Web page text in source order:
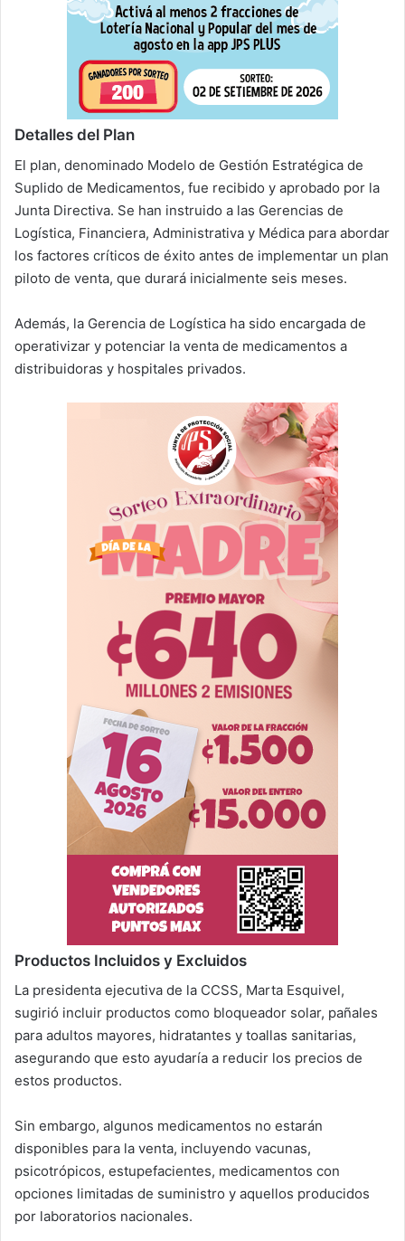
Detalles del Plan
El plan, denominado Modelo de Gestión Estratégica de
Suplido de Medicamentos, fue recibido y aprobado por la
Junta Directiva. Se han instruido a las Gerencias de
Logística, Financiera, Administrativa y Médica para abordar
los factores críticos de éxito antes de implementar un plan
piloto de venta, que durará inicialmente seis meses.
Además, la Gerencia de Logística ha sido encargada de
operativizar y potenciar la venta de medicamentos a
distribuidoras y hospitales privados.
Productos Incluidos y Excluidos
La presidenta ejecutiva de la CCSS, Marta Esquivel,
sugirió incluir productos como bloqueador solar, pañales
para adultos mayores, hidratantes y toallas sanitarias,
asegurando que esto ayudaría a reducir los precios de
estos productos.
Sin embargo, algunos medicamentos no estarán
disponibles para la venta, incluyendo vacunas,
psicotrópicos, estupefacientes, medicamentos con
opciones limitadas de suministro y aquellos producidos
por laboratorios nacionales.